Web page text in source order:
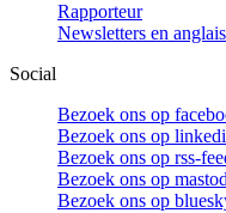
Rapporteur
Newsletters en anglais
Social
Bezoek ons op
Bezoek ons op
Bezoek ons op rss-
Bezoek ons op
Bezoek ons op